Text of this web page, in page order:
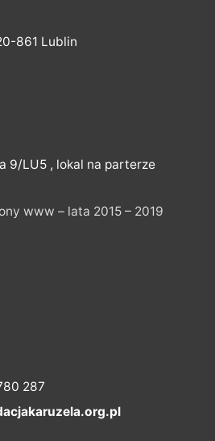
861 Lublin
9/LU5 , lokal na parterze
www – lata 2015 – 2019
287